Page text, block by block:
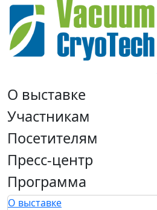
О выставке
Участникам
Посетителям
Пресс-центр
Программа
О выставке